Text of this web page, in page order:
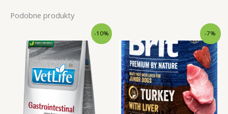
Podobne produkty
-10% -7%